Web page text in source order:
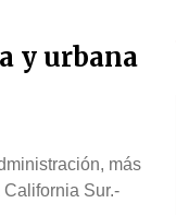
y urbana
más
Sur.-